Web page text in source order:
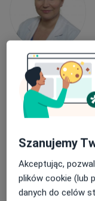
Bezpieczne
lek.
Neurolog·Więcej
Adres 1
Startowa 1,
Centrum
Szanujemy
Akceptując,
plików cookie (lub
danych do celów